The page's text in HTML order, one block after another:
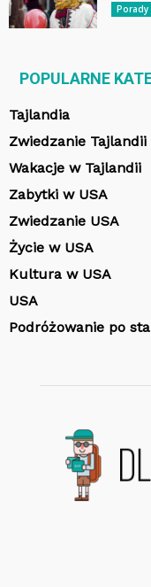
POPULARNE
Tajlandia
Zwiedzanie Tajlandii
Wakacje w Tajlandii
Zabytki w USA
Zwiedzanie USA
Życie w USA
Kultura w USA
USA
Podróżowanie po